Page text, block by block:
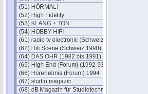
(51) HÖRMAL!
(52) High Fidelity
(53) KLANG + TON
(54) HOBBY HIFI
(61) radio tv electronic (Schweiz)
(62) Hifi Scene (Schweiz 1990)
(64) DAS OHR (1982 bis 1991)
(65) High End (Forum) (1992-93)
(66) Hörerlebnis (Forum) 1994
(67) studio magazin
(68) dB Magazin für Studiotechnik